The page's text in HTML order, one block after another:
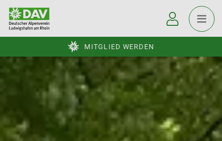
MITGLIED WERDEN